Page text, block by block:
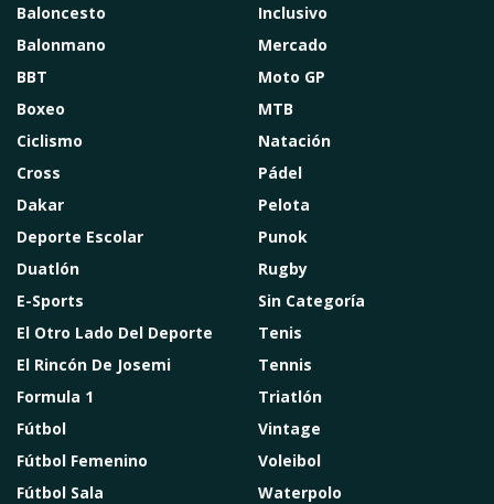
Baloncesto
Balonmano
BBT
Boxeo
Ciclismo
Cross
Dakar
Deporte Escolar
Duatlón
E-Sports
El Otro Lado Del Deporte
El Rincón De Josemi
Formula 1
Fútbol
Fútbol Femenino
Fútbol Sala
Inclusivo
Mercado
Moto GP
MTB
Natación
Pádel
Pelota
Punok
Rugby
Sin Categoría
Tenis
Tennis
Triatlón
Vintage
Voleibol
Waterpolo